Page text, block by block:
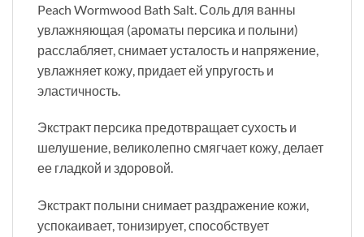
Peach Wormwood Bath Salt. Соль для ванны
увлажняющая (ароматы персика и полыни)
расслабляет, снимает усталость и напряжение,
увлажняет кожу, придает ей упругость и
эластичность.
Экстракт персика предотвращает сухость и
шелушение, великолепно смягчает кожу, делает
ее гладкой и здоровой.
Экстракт полыни снимает раздражение кожи,
успокаивает, тонизирует, способствует